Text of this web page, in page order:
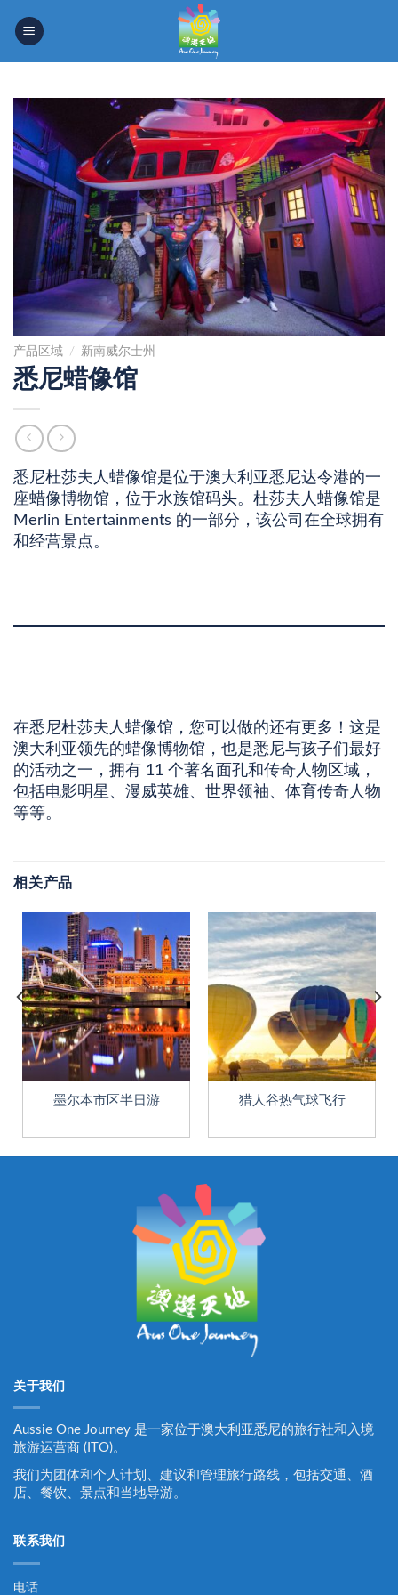
产品区域 / 新南威尔士州
悉尼蜡像馆
悉尼杜莎夫人蜡像馆是位于澳大利亚悉尼达令港的一
座蜡像博物馆，位于水族馆码头。杜莎夫人蜡像馆是
Merlin Entertainments 的一部分，该公司在全球拥有
和经营景点。
在悉尼杜莎夫人蜡像馆，您可以做的还有更多！这是
澳大利亚领先的蜡像博物馆，也是悉尼与孩子们最好
的活动之一，拥有 11 个著名面孔和传奇人物区域，
包括电影明星、漫威英雄、世界领袖、体育传奇人物
等等。
相关产品
墨尔本市区半日游 猎人谷热气球飞行
关于我们
Aussie One Journey 是一家位于澳大利亚悉尼的旅行社和入境
旅游运营商 (ITO)。
我们为团体和个人计划、建议和管理旅行路线，包括交通、酒
店、餐饮、景点和当地导游。
联系我们
电话